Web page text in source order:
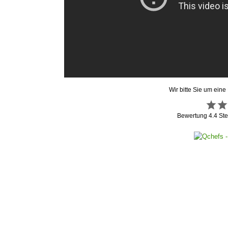
Wir bitte Sie um
Bewertung 4.4